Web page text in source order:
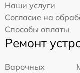
Наши услуги
Согласие на
Способы оплаты
Ремонт
Варочных